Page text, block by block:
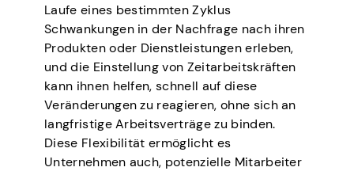
Laufe eines bestimmten Zyklus
Schwankungen in der Nachfrage nach ihren
Produkten oder Dienstleistungen erleben,
und die Einstellung von Zeitarbeitskräften
kann ihnen helfen, schnell auf diese
Veränderungen zu reagieren, ohne sich an
langfristige Arbeitsverträge zu binden.
Diese Flexibilität ermöglicht es
Unternehmen auch, potenzielle Mitarbeiter